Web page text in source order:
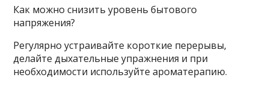
Как можно снизить уровень бытового
напряжения?
Регулярно устраивайте короткие перерывы,
делайте дыхательные упражнения и при
необходимости используйте ароматерапию.